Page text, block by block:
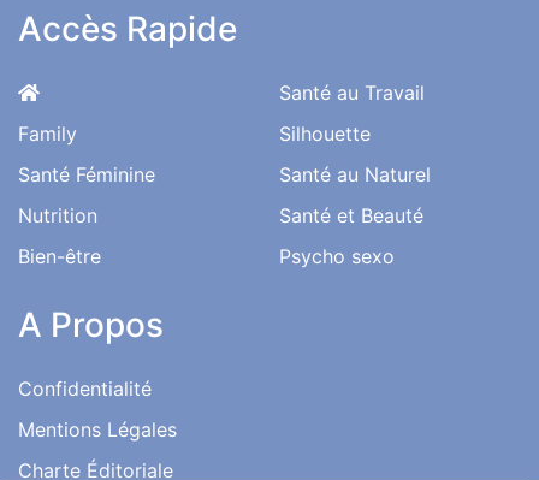
Accès Rapide
Family
Santé Féminine
Nutrition
Bien-être
Santé au Travail
Silhouette
Santé au Naturel
Santé et Beauté
Psycho sexo
A Propos
Confidentialité
Mentions Légales
Charte Éditoriale